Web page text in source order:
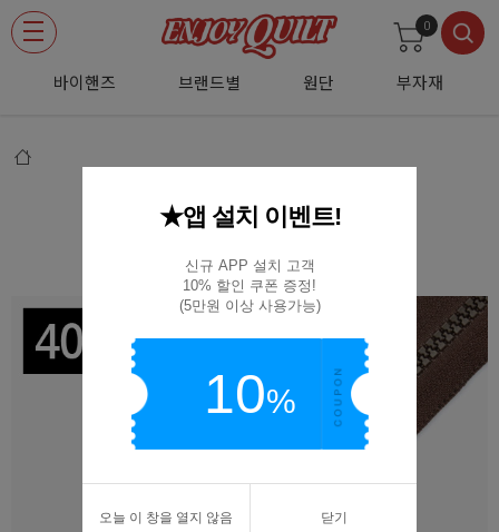
바이핸즈 브랜드별 원단 부자재
0
[YKK] 비슬론 지퍼 5호(40cm)-밤색
8969625-40cm(570)
★앱 설치 이벤트!
신규 APP 설치 고객
10% 할인 쿠폰 증정!
(5만원 이상 사용가능)
10%
오늘 이 창을 열지 않음 닫기